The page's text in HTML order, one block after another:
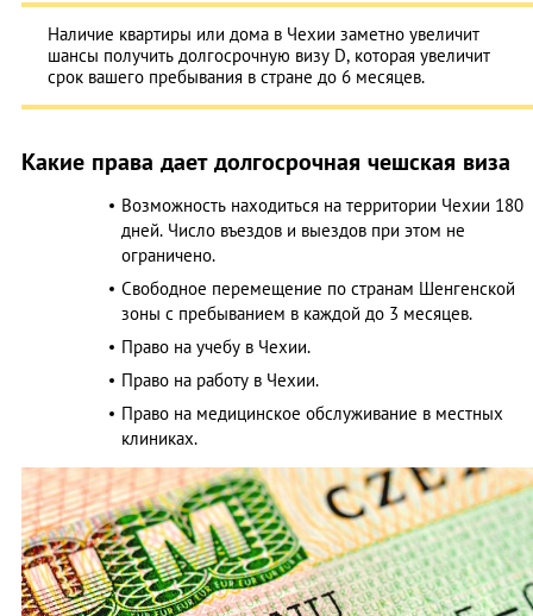
Наличие квартиры или дома в Чехии заметно увеличит
шансы получить долгосрочную визу D, которая увеличит
срок вашего пребывания в стране до 6 месяцев.
Какие права дает долгосрочная чешская виза
Возможность находиться на территории Чехии 180
дней. Число въездов и выездов при этом не
ограничено.
Свободное перемещение по странам Шенгенской
зоны с пребыванием в каждой до 3 месяцев.
Право на учебу в Чехии.
Право на работу в Чехии.
Право на медицинское обслуживание в местных
клиниках.